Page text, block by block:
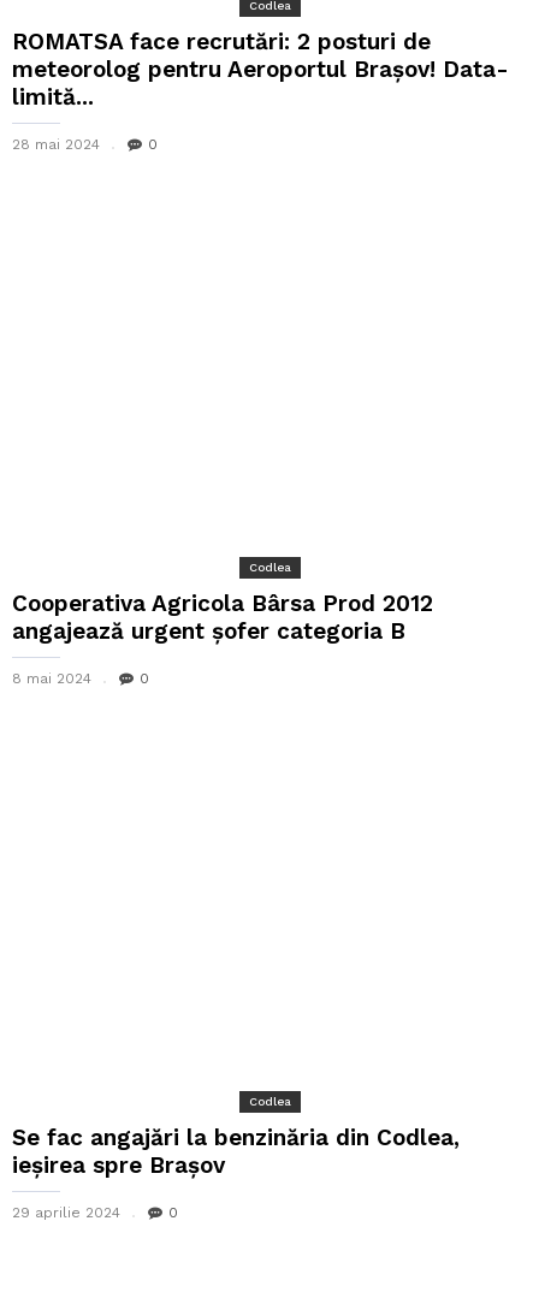
Codlea
ROMATSA face recrutări: 2 posturi de
meteorolog pentru Aeroportul Braşov! Data-
limită...
28 mai 2024 0
Codlea
Cooperativa Agricola Bârsa Prod 2012
angajează urgent șofer categoria B
8 mai 2024 0
Codlea
Se fac angajări la benzinăria din Codlea,
ieșirea spre Brașov
29 aprilie 2024 0